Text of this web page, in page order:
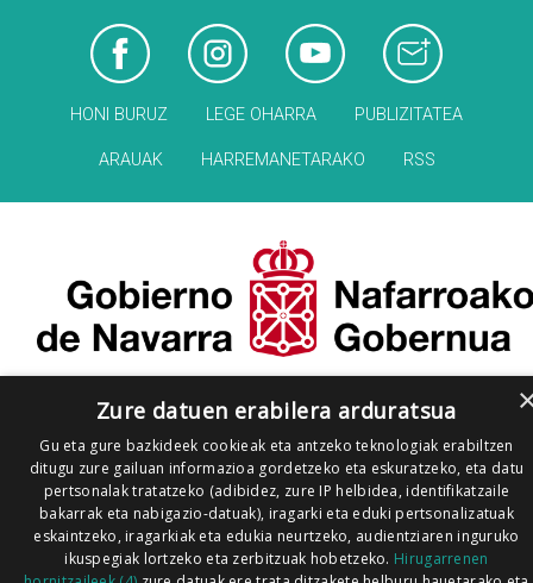
HONI BURUZ LEGE OHARRA PUBLIZITATEA
ARAUAK HARREMANETARAKO RSS
Zure datuen erabilera arduratsua
Gu eta gure bazkideek cookieak eta antzeko teknologiak erabiltzen
ditugu zure gailuan informazioa gordetzeko eta eskuratzeko, eta datu
pertsonalak tratatzeko (adibidez, zure IP helbidea, identifikatzaile
bakarrak eta nabigazio-datuak), iragarki eta eduki pertsonalizatuak
eskaintzeko, iragarkiak eta edukia neurtzeko, audientziaren inguruko
ikuspegiak lortzeko eta zerbitzuak hobetzeko. Hirugarrenen